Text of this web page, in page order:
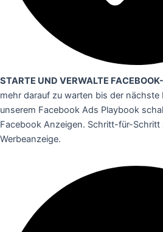
STARTE UND VERWALTE
mehr darauf zu warten bis der
unserem Facebook Ads Playbook
Facebook Anzeigen. Schritt-für-Schritt
Werbeanzeige.